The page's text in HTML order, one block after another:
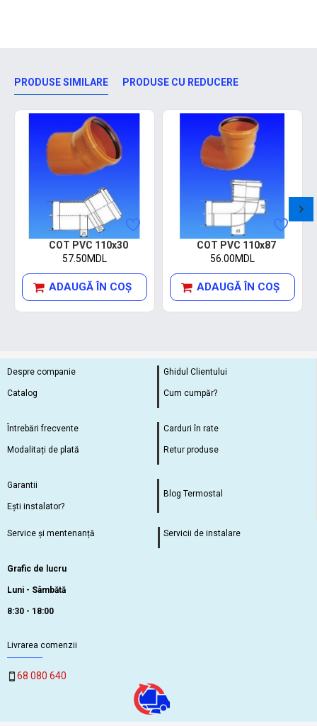
PRODUSE SIMILARE PRODUSE CU REDUCERE
COT PVC 110x30
57.50MDL
ADAUGĂ ÎN COŞ
COT PVC 110x87
56.00MDL
ADAUGĂ ÎN COŞ
Despre companie
Catalog
Ghidul Clientului
Cum cumpăr?
Întrebări frecvente
Modalitați de plată
Carduri în rate
Retur produse
Garantii
Ești instalator?
Blog Termostal
Service și mentenanță Servicii de instalare
Grafic de lucru
Luni - Sâmbătă
8:30 - 18:00
Livrarea comenzii
68 080 640